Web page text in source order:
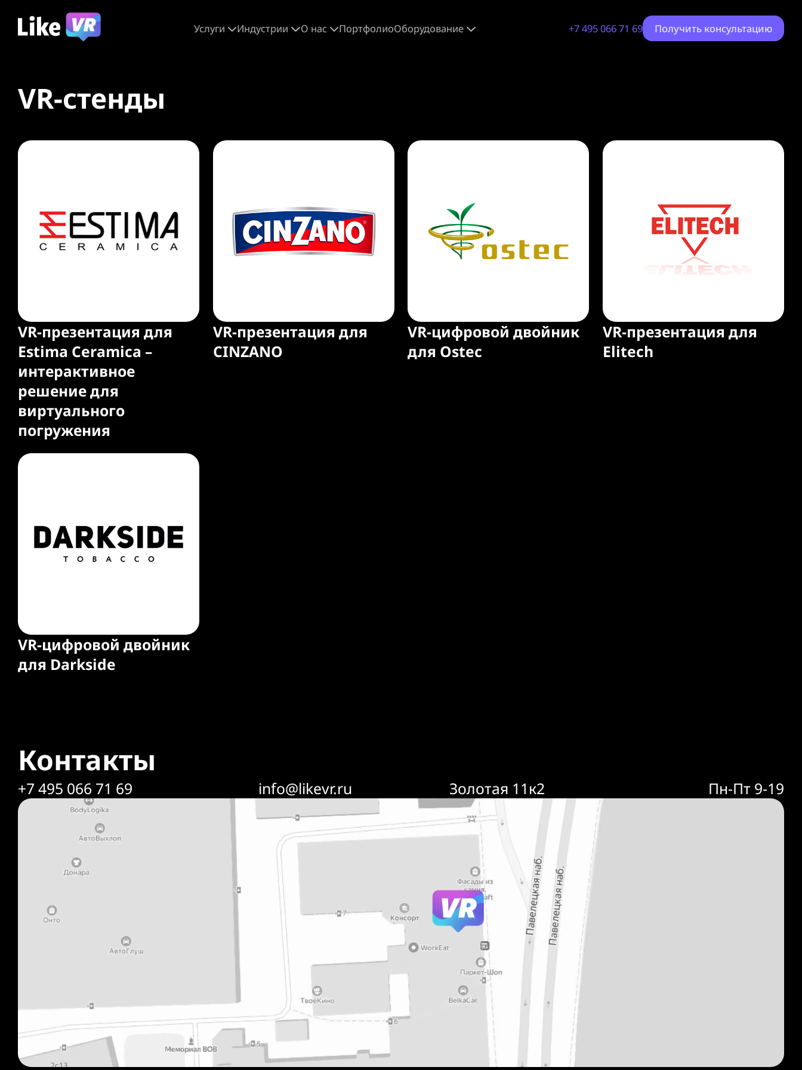
Услуги Индустрии О нас ПортфолиоОборудование +7 495 066 71 69 Получить консультацию
VR-стенды
VR-презентация для
Estima Ceramica –
интерактивное
решение для
виртуального
погружения
VR-презентация для
CINZANO
VR-цифровой двойник
для Ostec
VR-презентация для
Elitech
VR-цифровой двойник
для Darkside
Контакты
+7 495 066 71 69 info@likevr.ru Золотая 11к2 Пн-Пт 9-19